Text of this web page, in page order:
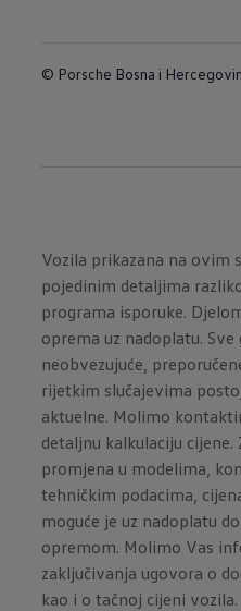
© Porsche Bosna i
Vozila prikazana na ovim
pojedinim detaljima
programa isporuke.
oprema uz nadoplatu.
neobvezujuće,
rijetkim slučajevima
aktuelne. Molimo
detaljnu kalkulaciju
promjena u modelima,
tehničkim podacima,
moguće je uz nadoplatu
opremom. Molimo Vas
zaključivanja ugovora o
kao i o tačnoj cijeni vozila.